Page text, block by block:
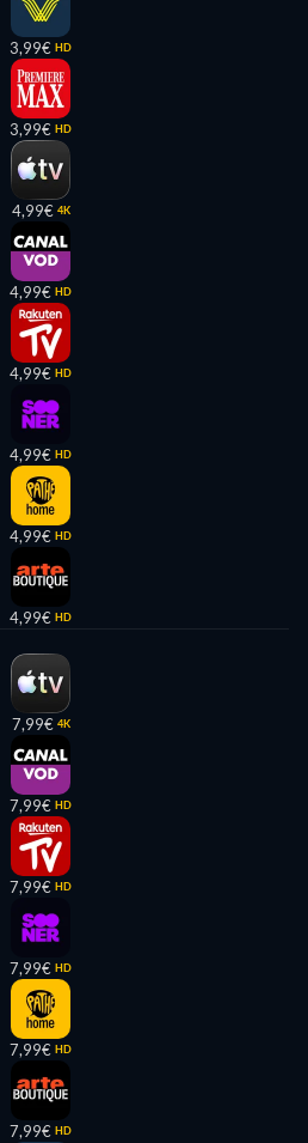
3,99€ HD
3,99€ HD
4,99€ 4K
4,99€ HD
4,99€ HD
4,99€ HD
4,99€ HD
4,99€ HD
7,99€ 4K
7,99€ HD
7,99€ HD
7,99€ HD
7,99€ HD
7,99€ HD